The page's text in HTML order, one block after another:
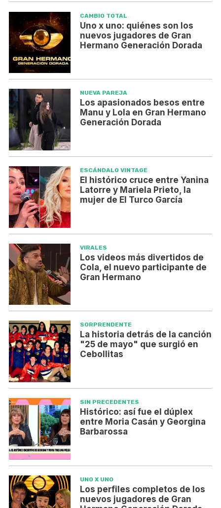
CAMBIO TOTAL
Uno x uno: quiénes son los
nuevos jugadores de Gran
Hermano Generación Dorada
NUEVA PAREJA
Los apasionados besos entre
Manu y Lola en Gran Hermano
Generación Dorada
ESCÁNDALO VINTAGE
El histórico cruce entre Yanina
Latorre y Mariela Prieto, la
mujer de El Turco García
VIRALES
Los videos más divertidos de
Cola, el nuevo participante de
Gran Hermano
SORPRENDENTE
La historia detrás de la canción
"25 de mayo" que surgió en
Cebollitas
SIN PRECEDENTES
Histórico: así fue el dúplex
entre Moria Casán y Georgina
Barbarossa
UNO X UNO
Los perfiles completos de los
nuevos jugadores de Gran